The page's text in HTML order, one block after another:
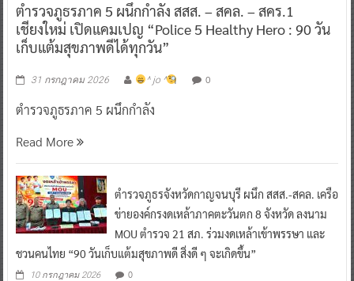
ตำรวจภูธรภาค 5 ผนึกกำลัง สสส. – สคล. – สคร.1
เชียงใหม่ เปิดแคมเปญ “Police 5 Healthy Hero : 90 วัน
เก็บแต้มสุขภาพดีได้ทุกวัน”
31 กรกฎาคม 2026 ^ jo ^ 0
ตำรวจภูธรภาค 5 ผนึกกำลัง
Read More
ตำรวจภูธรจังหวัดกาญจนบุรี ผนึก สสส.-สคล. เครือ
ข่ายองค์กรงดเหล้าภาคตะวันตก 8 จังหวัด ลงนาม
MOU ตำรวจ 21 สภ. ร่วมงดเหล้าเข้าพรรษา และ
ชวนคนไทย “90 วันเก็บแต้มสุขภาพดี สิ่งดี ๆ จะเกิดขึ้น”
10 กรกฎาคม 2026 0